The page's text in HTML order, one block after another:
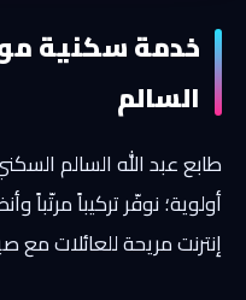
خدمة سكنية
السالم
طابع عبد الله السالم
أولوية؛ نوفّر تركيباً مرتّباً
إنترنت مريحة للعائلات مع